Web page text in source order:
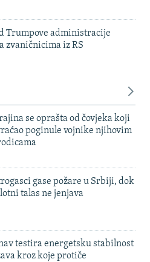
Trumpove administracije
zvaničnicima iz RS
se oprašta od čovjeka koji
poginule vojnike njihovim
gase požare u Srbiji, dok
talas ne jenjava
testira energetsku stabilnost
kroz koje protiče